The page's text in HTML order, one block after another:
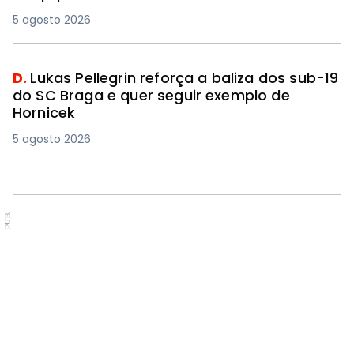
5 agosto 2026
D. Lukas Pellegrin reforça a baliza dos sub-19
do SC Braga e quer seguir exemplo de
Hornicek
5 agosto 2026
PUB.